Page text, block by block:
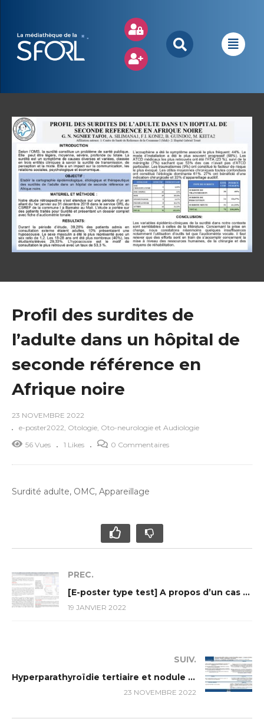
Profil des surdites de
l’adulte dans un hôpital de
seconde référence en
Afrique noire
23 NOVEMBRE 2022
e-poster2022 Otologie, Oto-neurologie et Audiologie
56 Vues
1 Likes 0 Commentaires
Surdité adulte, OMC, Appareillage
PREC.
[E-poster type test] A propos d’un cas rare de surdité neurosensorielle syndromique à manifestation rénale : L’acidose tubulaire rénale distale
19 JANVIER 2022
SUIV.
Hyperparathyroïdie tertiaire et nodule thyroïdien suspecte : à propos de deux cas.
23 NOVEMBRE 2022